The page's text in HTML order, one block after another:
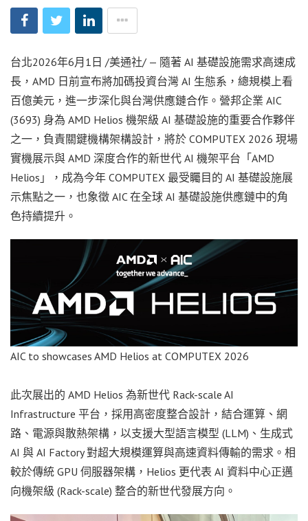
台北2026年6月1日 /美通社/ — 隨著 AI 基礎設施需求高速成
長，AMD 日前宣布將加碼投資台灣 AI 生態系，總規模上看
百億美元，進一步深化與台灣供應鏈合作。營邦企業 AIC
(3693) 身為 AMD Helios 機架級 AI 基礎設施的重要合作夥伴
之一，負責關鍵機構架構設計，將於 COMPUTEX 2026 現場
實機展示與 AMD 深度合作的新世代 AI 機架平台「AMD
Helios」，成為今年 COMPUTEX 最受矚目的 AI 基礎設施展
示焦點之一，也象徵 AIC 在全球 AI 基礎設施供應鏈中的角
色持續提升。
AIC to showcases AMD Helios at COMPUTEX 2026
此次展出的 AMD Helios 為新世代 Rack-scale AI
Infrastructure 平台，採用高密度整合設計，結合運算、網
路、電源與散熱架構，以支援大型語言模型 (LLM)、生成式
AI 與 AI Factory 對超大規模運算與高速資料傳輸的需求。相
較於傳統 GPU 伺服器架構，Helios 更代表 AI 資料中心正邁
向機架級 (Rack-scale) 整合的新世代發展方向。